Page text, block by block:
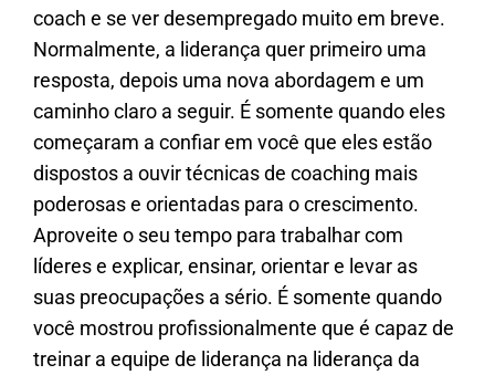
coach e se ver desempregado muito em breve.
Normalmente, a liderança quer primeiro uma
resposta, depois uma nova abordagem e um
caminho claro a seguir. É somente quando eles
começaram a confiar em você que eles estão
dispostos a ouvir técnicas de coaching mais
poderosas e orientadas para o crescimento.
Aproveite o seu tempo para trabalhar com
líderes e explicar, ensinar, orientar e levar as
suas preocupações a sério. É somente quando
você mostrou profissionalmente que é capaz de
treinar a equipe de liderança na liderança da